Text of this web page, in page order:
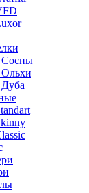
Сосны